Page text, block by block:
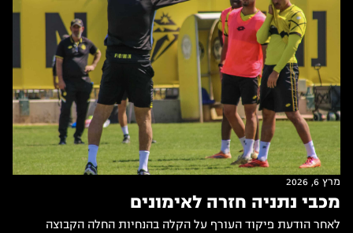
מרץ 6, 2026
מכבי נתניה חזרה לאימונים
לאחר הודעת פיקוד העורף על הקלה בהנחיות החלה הקבוצה